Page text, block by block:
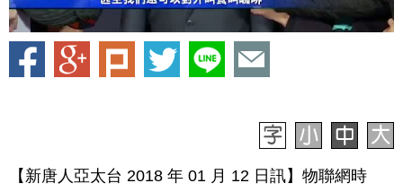
【新唐人亞太台 2018 年 01 月 12 日訊】物聯網時